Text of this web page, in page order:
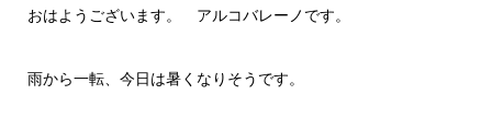
おはようございます。 アルコバレーノです。
雨から一転、今日は暑くなりそうです。